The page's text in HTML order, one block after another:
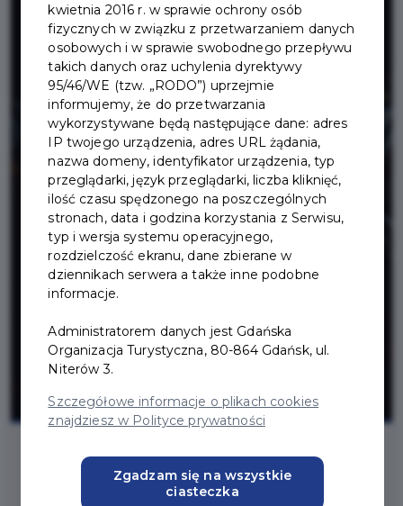
kwietnia 2016 r. w sprawie ochrony osób
fizycznych w związku z przetwarzaniem danych
osobowych i w sprawie swobodnego przepływu
takich danych oraz uchylenia dyrektywy
95/46/WE (tzw. „RODO”) uprzejmie
informujemy, że do przetwarzania
wykorzystywane będą następujące dane: adres
IP twojego urządzenia, adres URL żądania,
nazwa domeny, identyfikator urządzenia, typ
przeglądarki, język przeglądarki, liczba kliknięć,
ilość czasu spędzonego na poszczególnych
stronach, data i godzina korzystania z Serwisu,
typ i wersja systemu operacyjnego,
rozdzielczość ekranu, dane zbierane w
dziennikach serwera a także inne podobne
informacje.
Administratorem danych jest Gdańska
Organizacja Turystyczna, 80-864 Gdańsk, ul.
Niterów 3.
Szczegółowe informacje o plikach cookies
znajdziesz w Polityce prywatności
Zgadzam się na wszystkie
ciasteczka